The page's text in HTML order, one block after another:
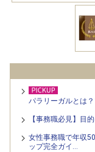
パラリーガルとは
【事務職必見】目
女性事務職で年収
ップ完全ガイ…